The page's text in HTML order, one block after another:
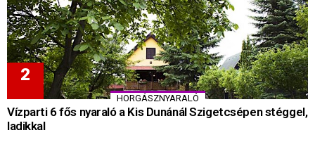
HORGÁSZNYARALÓ
Vízparti 6 fős nyaraló a Kis Dunánál Szigetcsépen stéggel,
ladikkal